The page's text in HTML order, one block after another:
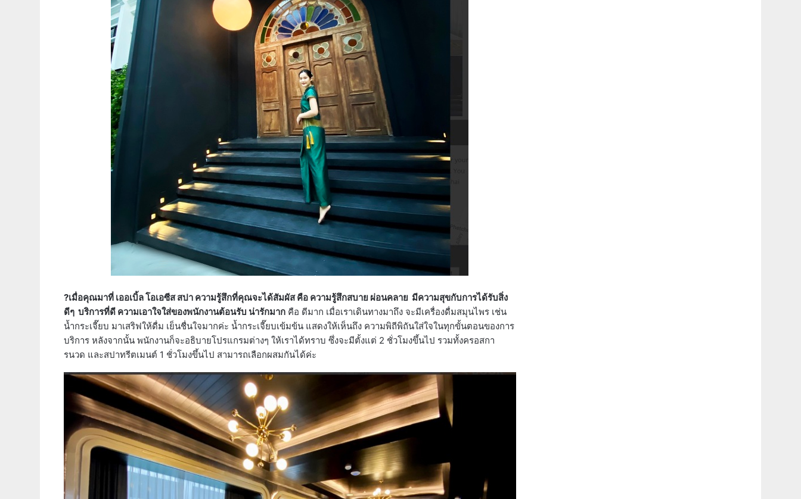
?เมื่อคุณมาที่ เออเบิ้ล โอเอซีส สปา ความรู้สึกที่คุณจะได้สัมผัส คือ ความรู้สึกสบาย ผ่อนคลาย มีความสุขกับการได้รับสิ่ง
ดีๆ บริการที่ดี ความเอาใจใส่ของพนักงานต้อนรับ น่ารักมาก คือ ดีมาก เมื่อเราเดินทางมาถึง จะมีเครื่องดื่มสมุนไพร เช่น
น้ำกระเจี๊ยบ มาเสริฟให้ดื่ม เย็นชื่นใจมากค่ะ น้ำกระเจี๊ยบเข้มข้น แสดงให้เห็นถึง ความพิถีพิถันใส่ใจในทุกขั้นตอนของการ
บริการ หลังจากนั้น พนักงานก็จะอธิบายโปรแกรมต่างๆ ให้เราได้ทราบ ซึ่งจะมีตั้งแต่ 2 ชั่วโมงขึ้นไป รวมทั้งครอสกา
รนวด และสปาทรีตเมนต์ 1 ชั่วโมงขึ้นไป สามารถเลือกผสมกันได้ค่ะ